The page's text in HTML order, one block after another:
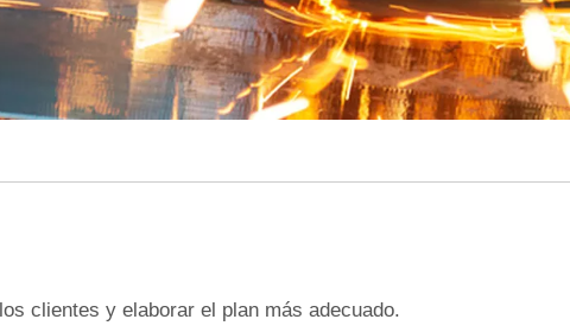
clientes y elaborar el plan más adecuado.